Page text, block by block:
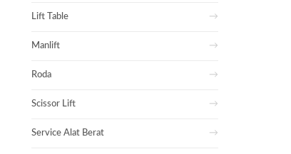
Lift Table
Manlift
Roda
Scissor Lift
Service Alat Berat